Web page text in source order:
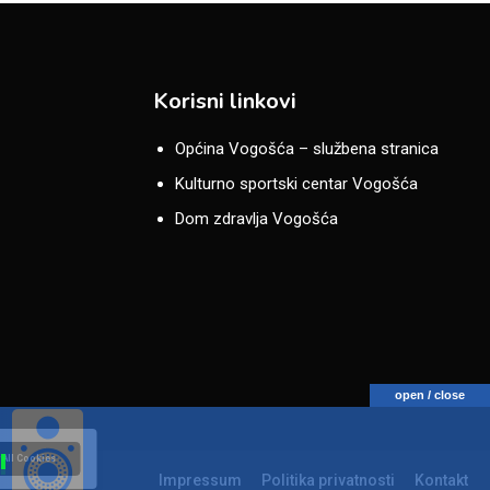
Korisni linkovi
Općina Vogošća – službena stranica
Kulturno sportski centar Vogošća
Dom zdravlja Vogošća
Impressum Politika privatnosti Kontakt
All Cookies
open / close